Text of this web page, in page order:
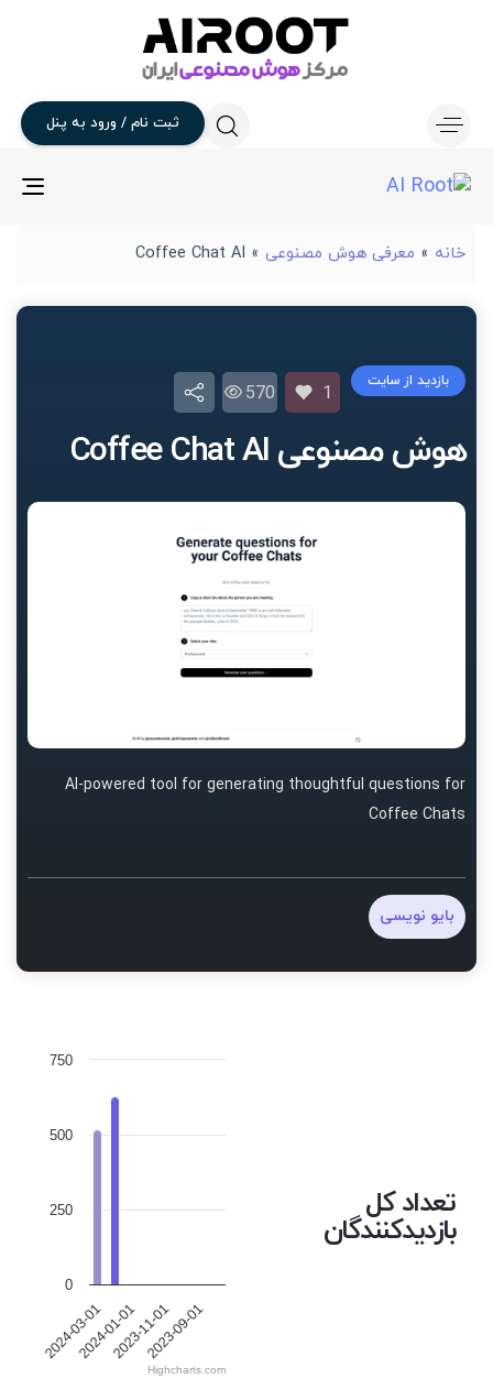
ثبت نام / ورود به پنل
خانه » معرفی هوش مصنوعی »
Coffee Chat AI
هوش مصنوعی Coffee Chat AI
بازدید از سایت
1
570
AI-powered tool for generating thoughtful questions for
Coffee Chats
بایو نویسی
تعداد کل
بازدیدکنندگان
2024-03-012024-01-012023-11-012023-09-01
0
250
500
750
Highcharts.com